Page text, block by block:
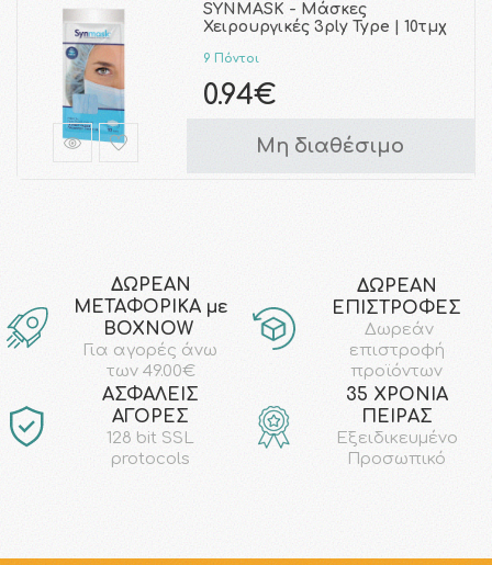
SYNMASK - Μάσκες
Χειρουργικές 3ply Type | 10τμχ
9 Πόντοι
0.94€
Μη διαθέσιμο
ΔΩΡΕΑΝ
ΜΕΤΑΦΟΡΙΚΑ με
ΒΟΧΝΟW
Για αγορές άνω
των 49.00€
ΔΩΡΕΑΝ
ΕΠΙΣΤΡΟΦΕΣ
Δωρεάν
επιστροφή
προϊόντων
AΣΦΑΛΕΙΣ
ΑΓΟΡΕΣ
128 bit SSL
protocols
35 ΧΡΟΝΙΑ
ΠΕΙΡΑΣ
Εξειδικευμένο
Προσωπικό